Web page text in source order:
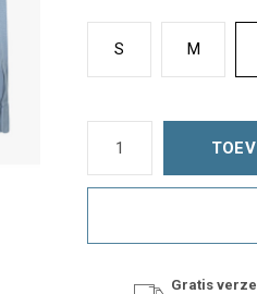
S M
Gratis